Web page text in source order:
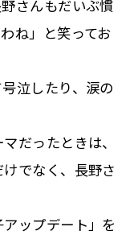
さんもだいぶ慣
ね」と笑ってお
泣したり、涙の
だったときは、
でなく、長野さ
ップデート」を